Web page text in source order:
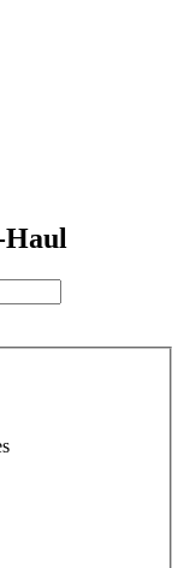
Haul